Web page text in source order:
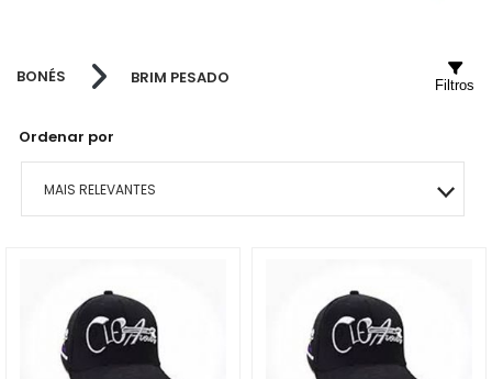
BONÉS BRIM PESADO
Ordenar por
MAIS RELEVANTES
MENOR PREÇO
MAIOR PREÇO
Filtros